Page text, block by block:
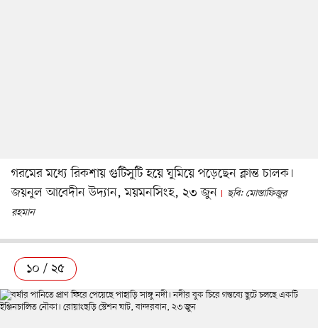
গরমের মধ্যে রিকশায় গুটিসুটি হয়ে ঘুমিয়ে পড়েছেন ক্লান্ত চালক।
জয়নুল আবেদীন উদ্যান, ময়মনসিংহ, ২৩ জুন
ছবি: মোস্তাফিজুর
রহমান
১০ / ২৫